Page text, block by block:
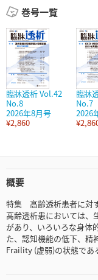
巻号一覧
臨牀透析 Vol.42
No.8
2026年8月号
¥2,860
臨牀
No.7
2026
概要
特集 高齢透析患者に対
高齢透析患においては、
があり、いろいろな身体
た、認知機能の低下、精
Fraility (虚弱)の状態であ